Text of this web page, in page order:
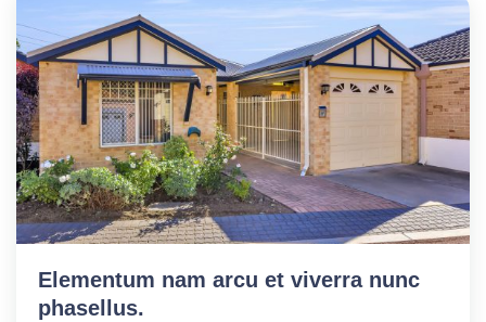
Elementum nam arcu et viverra nunc
phasellus.